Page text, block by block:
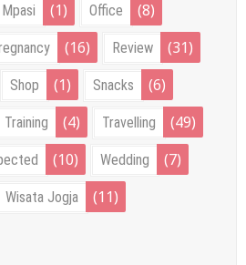
Mpasi (1) Office (8)
(16) Review (31)
Shop (1) Snacks (6)
(4) Travelling (49)
(10) Wedding (7)
Wisata Jogja (11)